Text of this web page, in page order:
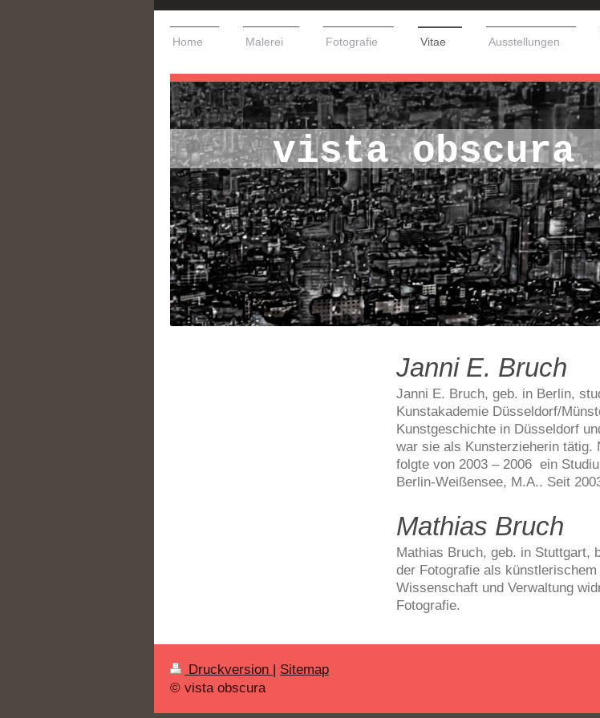
Home Malerei Fotografie Vitae Ausstellungen
vista obscura
Janni E. Bruch
Janni E. Bruch, geb. in Berlin,
Kunstakademie Düsseldorf/
Kunstgeschichte in Düsseldorf
war sie als Kunsterzieherin tätig.
folgte von 2003 – 2006 ein
Berlin-Weißensee, M.A.. Seit
Mathias Bruch
Mathias Bruch, geb. in Stuttgart,
der Fotografie als
Wissenschaft und Verwaltung
Fotografie.
Druckversion | Sitemap
© vista obscura